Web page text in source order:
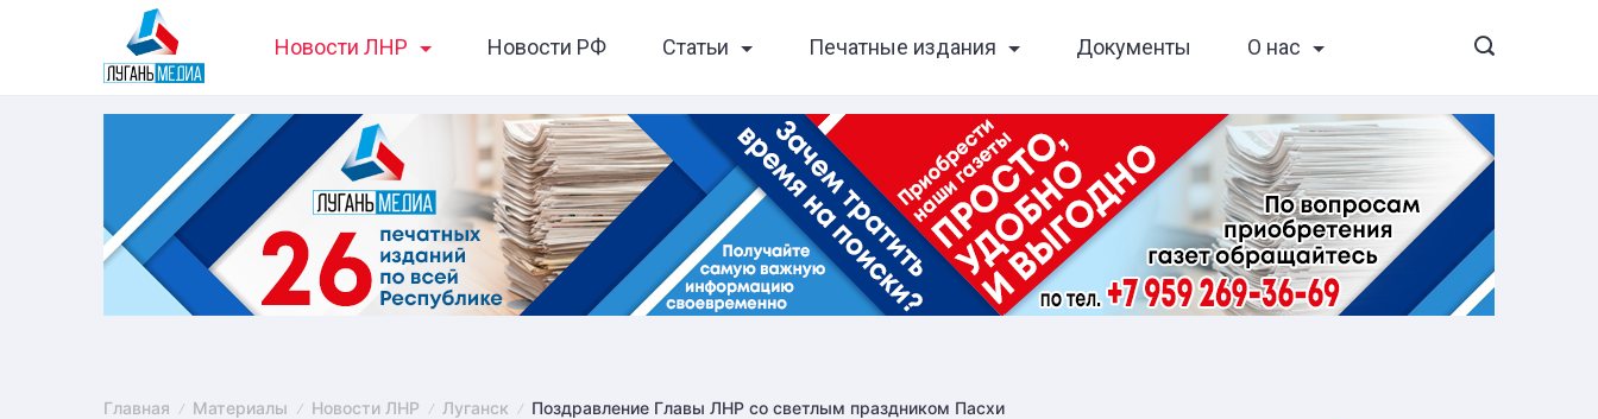
Новости ЛНР Новости РФ Статьи Печатные издания Документы О нас
Главная Материалы Новости ЛНР Луганск Поздравление Главы ЛНР со светлым праздником Пасхи